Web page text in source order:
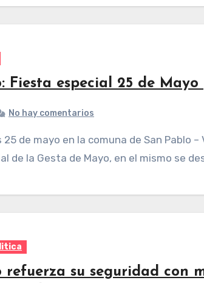
Fiesta especial 25 de Mayo
No hay comentarios
de la Gesta de Mayo, en el mismo se
refuerza su seguridad con